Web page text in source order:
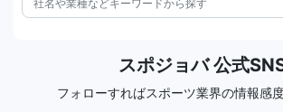
スポジョバ 公式
フォローすればスポーツ業界の情報感